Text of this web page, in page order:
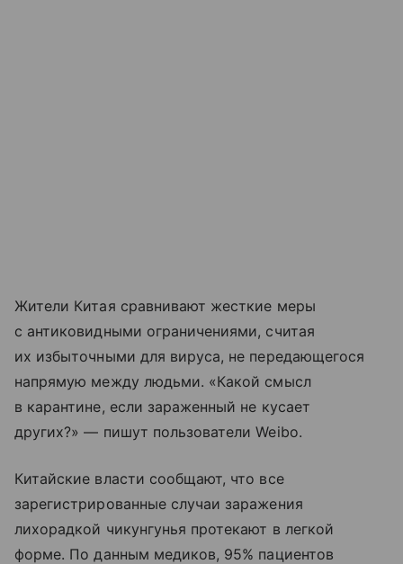
Жители Китая сравнивают жесткие меры
с антиковидными ограничениями, считая
их избыточными для вируса, не передающегося
напрямую между людьми. «Какой смысл
в карантине, если зараженный не кусает
других?» — пишут пользователи Weibo.
Китайские власти сообщают, что все
зарегистрированные случаи заражения
лихорадкой чикунгунья протекают в легкой
форме. По данным медиков, 95% пациентов